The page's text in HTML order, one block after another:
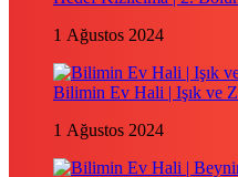
1 Ağustos 2024
Bilimin Ev Hali | Işık ve
1 Ağustos 2024